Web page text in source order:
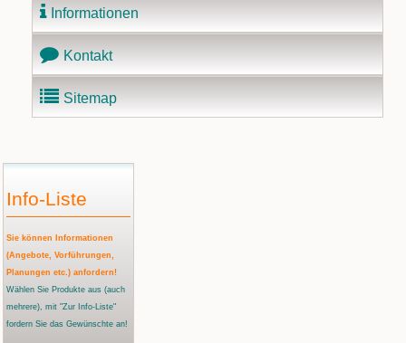
Informationen
Kontakt
Sitemap
Info-Liste
Sie können Informationen
(Angebote, Vorführungen,
Planungen etc.) anfordern!
Wählen Sie Produkte aus (auch
mehrere), mit "Zur Info-Liste"
fordern Sie das Gewünschte an!